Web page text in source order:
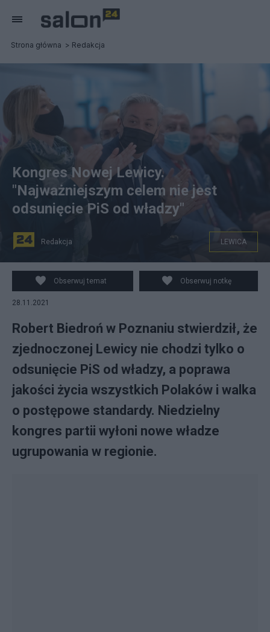
Strona główna Redakcja
Kongres Nowej Lewicy w Poznaniu. Fot. PAP/Jakub
Kaczmarczyk
Kongres Nowej Lewicy.
"Najważniejszym celem nie jest
odsunięcie PiS od władzy"
Redakcja LEWICA
Obserwuj temat Obserwuj notkę
28.11.2021
Robert Biedroń w Poznaniu stwierdził, że
zjednoczonej Lewicy nie chodzi tylko o
odsunięcie PiS od władzy, a poprawa
jakości życia wszystkich Polaków i walka
o postępowe standardy. Niedzielny
kongres partii wyłoni nowe władze
ugrupowania w regionie.